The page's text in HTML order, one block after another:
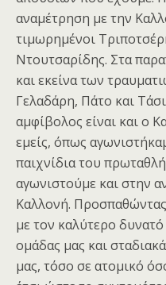
αναμέτρηση με την
τιμωρημένοι
Ντουτσαρίδης. Στα
και εκείνα των
Γελαδάρη, Πάτο και
αμφίβολος είναι και ο
εμείς, όπως
παιχνίδια του
αγωνιστούμε και στην
Καλλονή.
με τον καλύτερο
ομάδας μας και
μας, τόσο σε ατομικό